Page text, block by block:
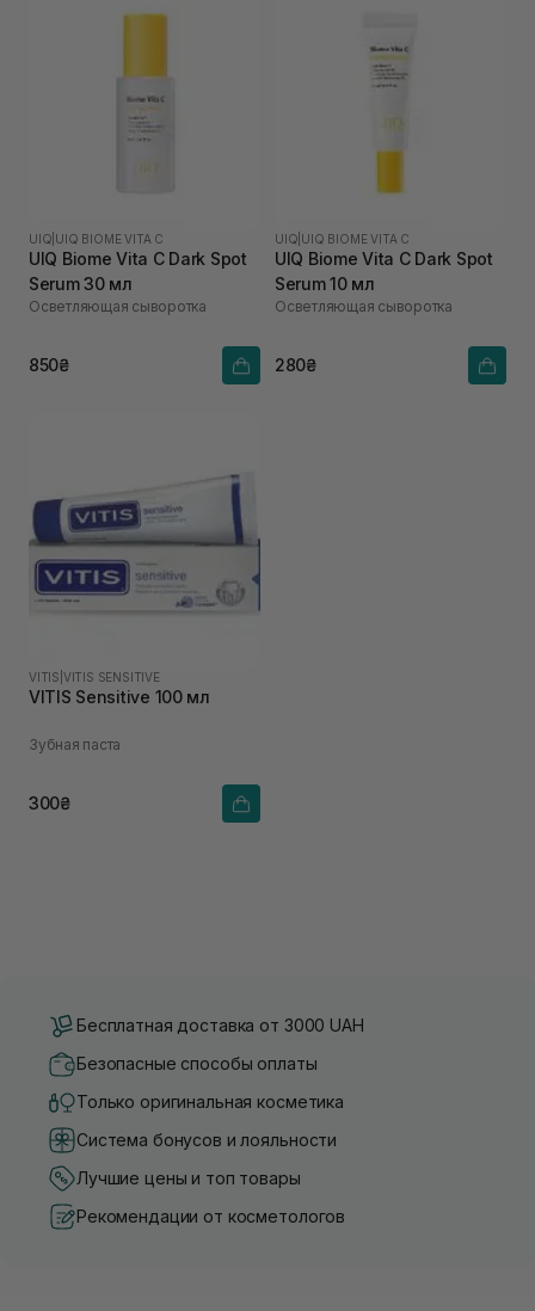
UIQ UIQ BIOME VITA C
UIQ Biome Vita C Dark Spot
Serum 30 мл
Осветляющая сыворотка
850₴
UIQ UIQ BIOME VITA C
UIQ Biome Vita C Dark Spot
Serum 10 мл
Осветляющая сыворотка
280₴
VITIS VITIS SENSITIVE
VITIS Sensitive 100 мл
Зубная паста
300₴
Бесплатная доставка от 3000 UAH
Безопасные способы оплаты
Только оригинальная косметика
Система бонусов и лояльности
Лучшие цены и топ товары
Рекомендации от косметологов